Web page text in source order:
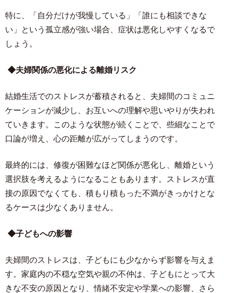
特に、「自分だけが我慢している」「誰にも相談できな
い」という孤立感が強い場合、症状は悪化しやすくなるで
しょう。
◆夫婦関係の悪化による離婚リスク
結婚生活でのストレスが蓄積されると、夫婦間のコミュニ
ケーションが減少し、お互いへの理解や思いやりが失われ
ていきます。このような状態が続くことで、些細なことで
口論が増え、心の距離が広がってしまうのです。
最終的には、修復が困難なほど関係が悪化し、離婚という
選択肢を考えるようになることもあります。ストレスが直
接の原因でなくても、積もり積もった不満がきっかけとな
るケースは少なくありません。
◆子どもへの影響
夫婦間のストレスは、子どもにも少なからず影響を与えま
す。家庭内の不穏な空気や親の不仲は、子どもにとって大
きな不安の原因となり、情緒不安定や学業への影響、さら